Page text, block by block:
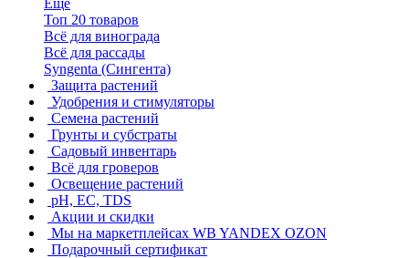
Еще
Топ 20 товаров
Всё для винограда
Всё для рассады
Syngenta (Сингента)
Защита растений
Удобрения и стимуляторы
Семена растений
Грунты и субстраты
Садовый инвентарь
Всё для гроверов
Освещение растений
pH, EC, TDS
Акции и скидки
Мы на маркетплейсах WB YANDEX OZON
Подарочный сертификат